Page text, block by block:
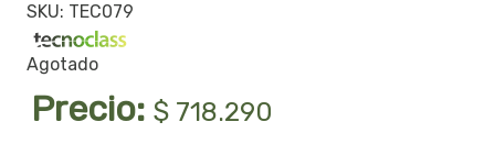
SKU: TEC079
Agotado
Precio: $ 718.290